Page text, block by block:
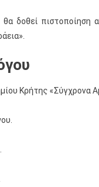
δοθεί
Κρήτης «Σύγχρονα